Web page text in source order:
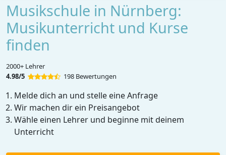
Musikschule in Nürnberg:
Musikunterricht und Kurse
finden
2000+ Lehrer
4.98/5
198 Bewertungen
Melde dich an und stelle eine Anfrage
Wir machen dir ein Preisangebot
Wähle einen Lehrer und beginne mit deinem
Unterricht